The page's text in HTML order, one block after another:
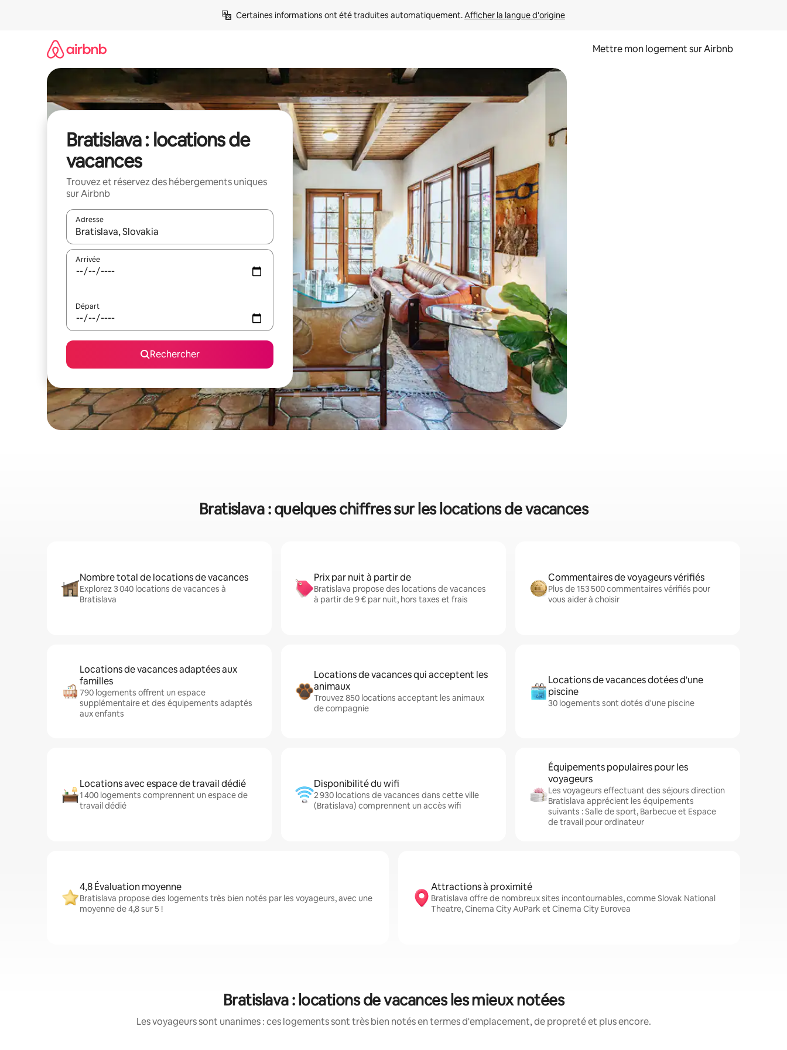
Certaines informations ont été traduites automatiquement. Afficher la langue d'origine
Mettre mon logement sur Airbnb
Bratislava : locations de
vacances
Trouvez et réservez des hébergements uniques
sur Airbnb
Adresse
Lorsque les résultats s'affichent, utilisez les flèches vers le haut et vers le bas pour les parcourir ou en appuyant et en faisant glisser.
Arrivée
Départ
Rechercher
Bratislava : quelques chiffres sur les locations de vacances
Nombre total de locations de vacances
Explorez 3 040 locations de vacances à
Bratislava
Prix par nuit à partir de
Bratislava propose des locations de vacances
à partir de 9 € par nuit, hors taxes et frais
Commentaires de voyageurs vérifiés
Plus de 153 500 commentaires vérifiés pour
vous aider à choisir
Locations de vacances adaptées aux
familles
790 logements offrent un espace
supplémentaire et des équipements adaptés
aux enfants
Locations de vacances qui acceptent les
animaux
Trouvez 850 locations acceptant les animaux
de compagnie
Locations de vacances dotées d'une
piscine
30 logements sont dotés d'une piscine
Locations avec espace de travail dédié
1 400 logements comprennent un espace de
travail dédié
Disponibilité du wifi
2 930 locations de vacances dans cette ville
(Bratislava) comprennent un accès wifi
Équipements populaires pour les
voyageurs
Les voyageurs effectuant des séjours direction
Bratislava apprécient les équipements
suivants : Salle de sport, Barbecue et Espace
de travail pour ordinateur
4,8 Évaluation moyenne
Bratislava propose des logements très bien notés par les voyageurs, avec une
moyenne de 4,8 sur 5 !
Attractions à proximité
Bratislava offre de nombreux sites incontournables, comme Slovak National
Theatre, Cinema City AuPark et Cinema City Eurovea
Bratislava : locations de vacances les mieux notées
Les voyageurs sont unanimes : ces logements sont très bien notés en termes d'emplacement, de propreté et plus encore.